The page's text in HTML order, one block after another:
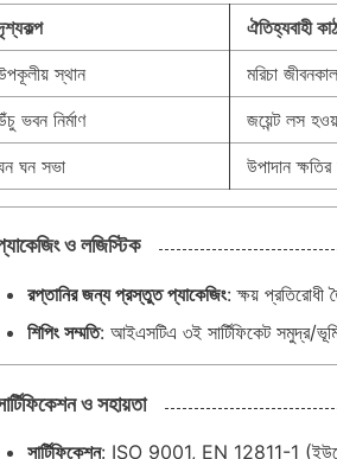
ঐতিহ্যবাহী
স্থান
মরিচা
ভবন নির্মাণ
জয়েন্ট লস
ঘন সভা
উপাদান
ও লজিস্টিক
রপ্তানির জন্য প্রস্তুত প্যাকেজিং: ক্ষয় প্রতিরোধী
শিপিং সম্মতি: আইএসটিএ ৩ই সার্টিফিকেট সমুদ্র/
ও সহায়তা
সার্টিফিকেশন: ISO 9001, EN 12811-1